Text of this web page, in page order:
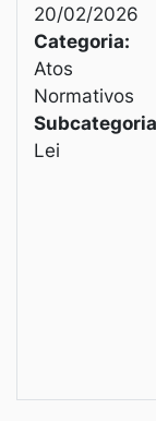
20/02/2026
Categoria:
Atos
Normativos
Lei